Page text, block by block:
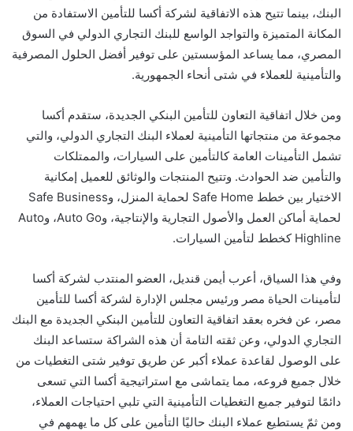
البنك، بينما تتيح هذه الاتفاقية لشركة أكسا للتأمين الاستفادة من
المكانة المتميزة والتواجد الواسع للبنك التجاري الدولي في السوق
المصري، مما يساعد المؤسستين على توفير أفضل الحلول المصرفية
والتأمينية للعملاء في شتى أنحاء الجمهورية.
ومن خلال اتفاقية التعاون للتأمين البنكي الجديدة، ستقدم أكسا
مجموعة من منتجاتها التأمينية لعملاء البنك التجاري الدولي، والتي
تشمل التأمينات العامة كالتأمين على السيارات، والممتلكات
والتأمين ضد الحوادث. وتتيح المنتجات والوثائق للعميل إمكانية
الاختيار بين خطط Safe Home لحماية المنزل، وSafe Business
لحماية أماكن العمل والأصول التجارية والإنتاجية، وAuto Go، وAuto
Highline كخطط لتأمين السيارات.
وفي هذا السياق، أعرب أيمن قنديل، العضو المنتدب لشركة أكسا
لتأمينات الحياة مصر ورئيس مجلس الإدارة لشركة أكسا للتأمين
مصر، عن فخره بعقد اتفاقية التعاون للتأمين البنكي الجديدة مع البنك
التجاري الدولي، وعن ثقته التامة أن هذه الشراكة ستساعد البنك
على الوصول لقاعدة عملاء أكبر عن طريق توفير شتى التغطيات من
خلال جميع فروعه، مما يتماشى مع استراتيجية أكسا التي تسعى
دائمًا لتوفير جميع التغطيات التأمينية التي تلبي احتياجات العملاء،
ومن ثمّ يستطيع عملاء البنك حاليًا التأمين على كل ما يهمهم في